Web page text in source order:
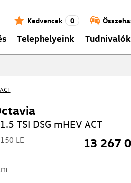
Kedvencek 0
Telephelyeink
TSI DSG mHEV ACT
LE
13 267